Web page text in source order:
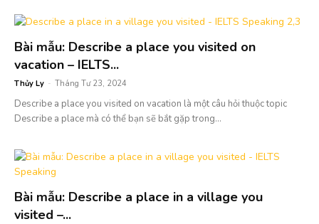
Bài mẫu: Describe a place you visited on
vacation – IELTS...
Thủy Ly - Tháng Tư 23, 2024
Describe a place you visited on vacation là một câu hỏi thuộc topic
Describe a place mà có thể bạn sẽ bắt gặp trong...
Bài mẫu: Describe a place in a village you
visited –...